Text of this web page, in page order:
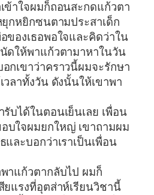
ข้าใจผมก็ถอนสะกดแก้วตา
ยุกหยิกซนตามประสาเด็ก
ของเธอพอใจและคิดว่าใน
ดให้พาแก้วตามาหาในวัน
กเขาว่าคราวนี้ผมจะรักษา
วลาทั้งวัน ดังนั้นให้เขาพา
บได้ในตอนเย็นเลย เพื่อน
ใจผมยกใหญ่ เขาถามผม
และบอกว่าเราเป็นเพื่อน
าแก้วตากลับไป ผมก็
ยแรงที่อุตส่าห์เรียนวิชานี้